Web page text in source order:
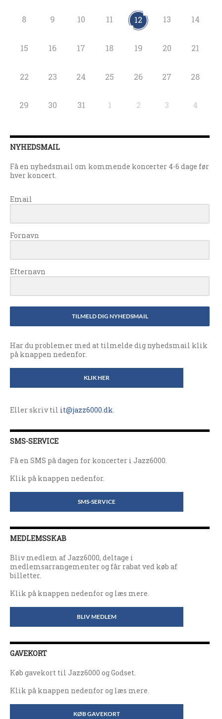
8 9 10 11 12 13 14
15 16 17 18 19 20 21
22 23 24 25 26 27 28
29 30 31 1 2 3 4
NYHEDSMAIL
Få en nyhedsmail om kommende koncerter 4-6 dage før
hver koncert.
Email
Fornavn
Efternavn
TILMELD DIG NYHEDSMAIL
Har du problemer med at tilmelde dig nyhedsmail klik
på knappen nedenfor.
KLIK HER
Eller skriv til it@jazz6000.dk
SMS-SERVICE
Få en SMS på dagen for koncerter i Jazz6000.
Klik på knappen nedenfor.
SMS-SERVICE
MEDLEMSSKAB
Bliv medlem af Jazz6000, deltage i
medlemsarrangementer og får rabat ved køb af
billetter.
Klik på knappen nedenfor og læs mere.
BLIV MEDLEM
GAVEKORT
Køb gavekort til Jazz6000 og Godset.
Klik på knappen nedenfor og læs mere.
KØB GAVEKORT